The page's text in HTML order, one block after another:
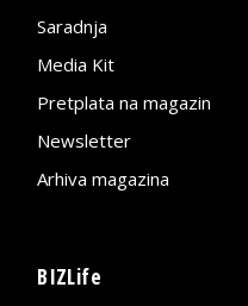
Saradnja
Media Kit
Pretplata na magazin
Newsletter
Arhiva magazina
BIZLife